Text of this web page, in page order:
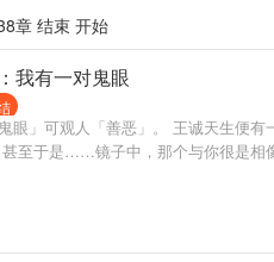
章 结束 开始
我有一对鬼眼
眼」可观人「善恶」。 王诚天生便
甚至于是……镜子中，那个与你很是